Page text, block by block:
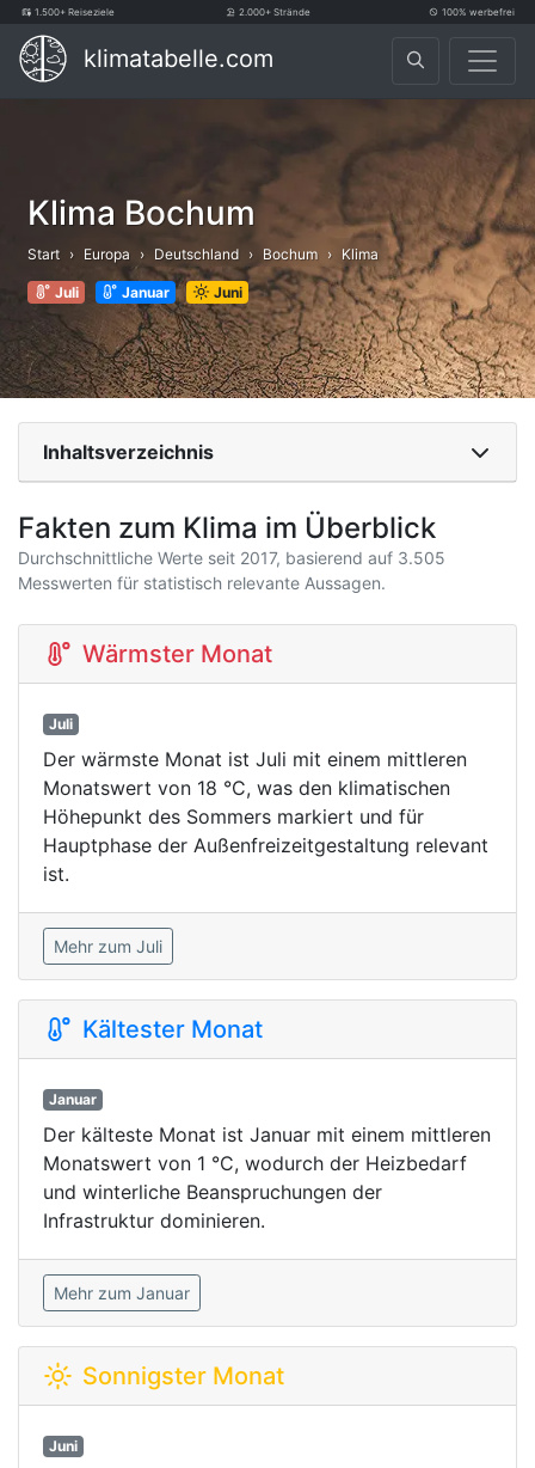
1.500+ Reiseziele 2.000+ Strände 100% werbefrei
klimatabelle.com
Klima Bochum
Start Europa Deutschland Bochum Klima
Juli Januar Juni
Inhaltsverzeichnis
Fakten zum Klima im Überblick
Durchschnittliche Werte seit 2017, basierend auf 3.505
Messwerten für statistisch relevante Aussagen.
Wärmster Monat
Juli
Der wärmste Monat ist Juli mit einem mittleren
Monatswert von 18 °C, was den klimatischen
Höhepunkt des Sommers markiert und für
Hauptphase der Außenfreizeitgestaltung relevant
ist.
Mehr zum Juli
Kältester Monat
Januar
Der kälteste Monat ist Januar mit einem mittleren
Monatswert von 1 °C, wodurch der Heizbedarf
und winterliche Beanspruchungen der
Infrastruktur dominieren.
Mehr zum Januar
Sonnigster Monat
Juni